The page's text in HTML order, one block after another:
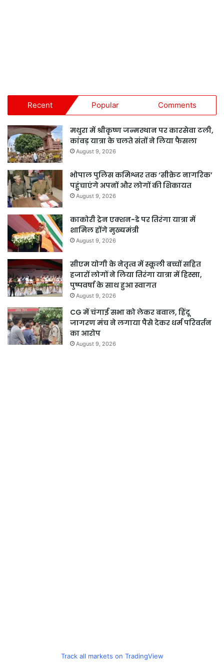
Recent Popular Comments
मथुरा में श्रीकृष्ण जन्मस्थान पर कारसेवा टली,
कांवड़ यात्रा के चलते संतों ने लिया फैसला
August 9, 2026
भोपाल पुलिस कमिश्नर तक ‘सीक्रेट नागरिक’
पहुंचाएंगे अपनों और लोगों की शिकायत
August 9, 2026
काकोरी ट्रेन एक्शन-डे पर तिरंगा यात्रा में
शामिल होंगे मुख्यमंत्री
August 9, 2026
सीएम योगी के नेतृत्व में स्कूली बच्चों सहित
हजारों लोगों ने लिया तिरंगा यात्रा में हिस्सा,
पुष्पवर्षा के साथ हुआ स्वागत
August 9, 2026
CG में चंगाई सभा को लेकर बवाल, हिंदू
जागरण मंच ने लगाया पैसे देकर धर्म परिवर्तन
का आरोप
August 9, 2026
Track all markets on TradingView